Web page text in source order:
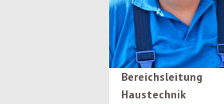
Bereichsleitung
Haustechnik